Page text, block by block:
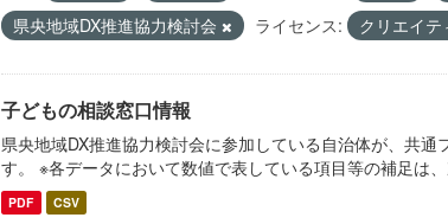
県央地域DX推進協力検討会
ライセンス: クリエイ
子どもの相談窓口情報
県央地域DX推進協力検討会に参加している自治体が、共
す。 ※各データにおいて数値で表している項目等の補足は
PDF CSV